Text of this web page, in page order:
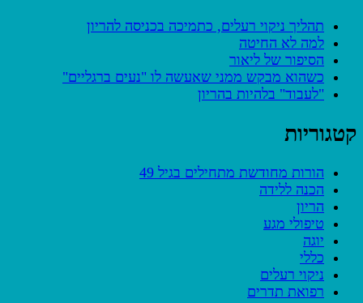
תהליך ניקוי רעלים, כתמיכה בכניסה להריון
למה לא החיטה
הסיפור של ליאור
כשהוא מבקש ממני שאעשה לו "נעים ברגליים"
"לעבוד" בלהיות בהריון
קטגוריות
הורות מחודשת מתחילים בגיל 49
הכנה ללידה
הריון
טיפולי מגע
יוגה
כללי
ניקוי רעלים
רפואת תדרים